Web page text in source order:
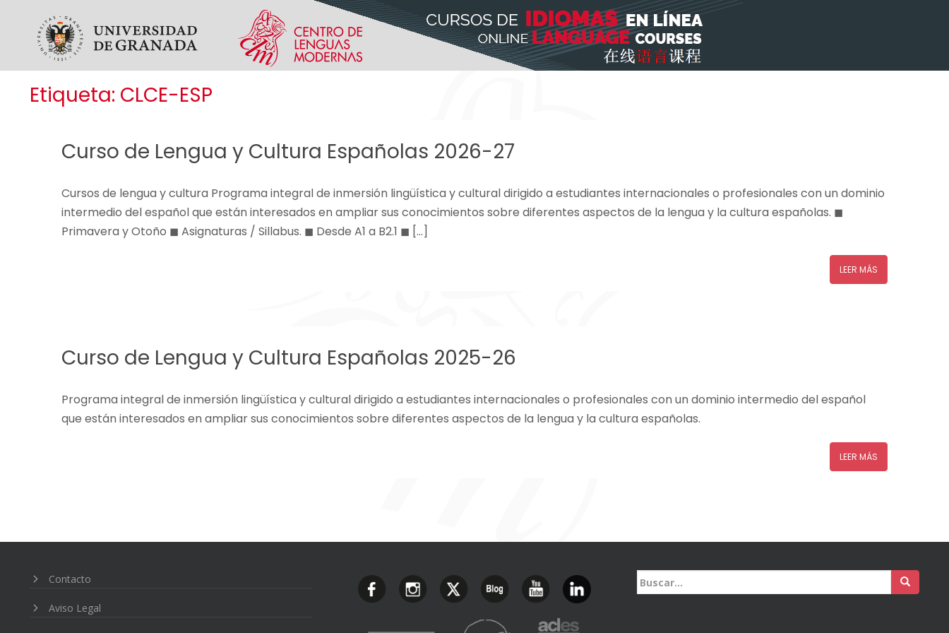
Etiqueta: CLCE-ESP
Curso de Lengua y Cultura Españolas 2026-27
Cursos de lengua y cultura Programa integral de inmersión lingüística y cultural dirigido a estudiantes internacionales o profesionales con un dominio
intermedio del español que están interesados en ampliar sus conocimientos sobre diferentes aspectos de la lengua y la cultura españolas. ◼
Primavera y Otoño ◼ Asignaturas / Sillabus. ◼ Desde A1 a B2.1 ◼ […]
LEER MÁS
Curso de Lengua y Cultura Españolas 2025-26
Programa integral de inmersión lingüística y cultural dirigido a estudiantes internacionales o profesionales con un dominio intermedio del español
que están interesados en ampliar sus conocimientos sobre diferentes aspectos de la lengua y la cultura españolas.
LEER MÁS
Contacto
Aviso Legal
Buscar: